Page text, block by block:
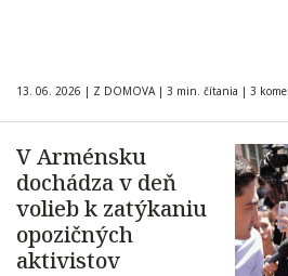
13. 06. 2026 | Z DOMOVA | 3 min. čítania | 3
V Arménsku
dochádza v deň
volieb k zatýkaniu
opozičných
aktivistov